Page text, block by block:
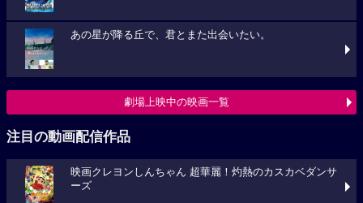
あの星が降る丘で、君とまた出会いたい。
劇場上映中の映画一覧
注目の動画配信作品
映画クレヨンしんちゃん 超華麗！灼熱のカスカベダンサ
ーズ